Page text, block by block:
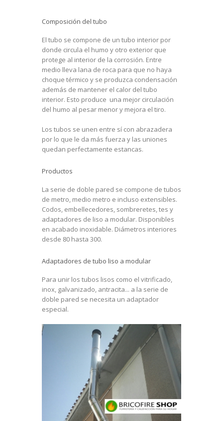
Composición del tubo
El tubo se compone de un tubo interior por
donde circula el humo y otro exterior que
protege al interior de la corrosión. Entre
medio lleva lana de roca para que no haya
choque térmico y se produzca condensación
además de mantener el calor del tubo
interior. Esto produce una mejor circulación
del humo al pesar menor y mejora el tiro.
Los tubos se unen entre sí con abrazadera
por lo que le da más fuerza y las uniones
quedan perfectamente estancas.
Productos
La serie de doble pared se compone de tubos
de metro, medio metro e incluso extensibles.
Codos, embellecedores, sombreretes, tes y
adaptadores de liso a modular. Disponibles
en acabado inoxidable. Diámetros interiores
desde 80 hasta 300.
Adaptadores de tubo liso a modular
Para unir los tubos lisos como el vitrificado,
inox, galvanizado, antracita... a la serie de
doble pared se necesita un adaptador
especial.